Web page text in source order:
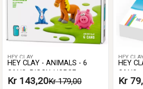
HEY CLAY
HEY CLAY - ANIMALS - 6
CANS: PIGGY, HORSE,
RABBIT
Kr 143,20Kr 179,00
HEY
HEY
CANS
Kr